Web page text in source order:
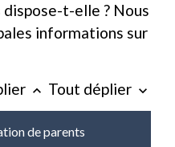
dispose-t-elle ? Nous
informations sur
keyboard_arrow_up Tout déplier keyboard_arrow_down
de parents